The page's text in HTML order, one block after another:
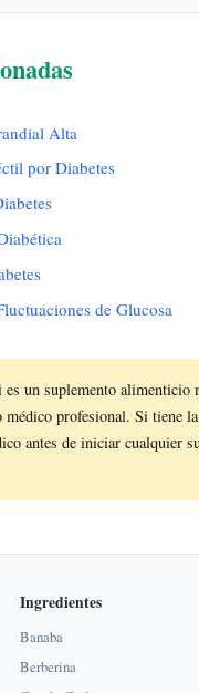
Alta
por Diabetes
de Glucosa
es un suplemento
profesional. Si tiene
antes de iniciar cualquier
Ingredientes
Banaba
Berberina